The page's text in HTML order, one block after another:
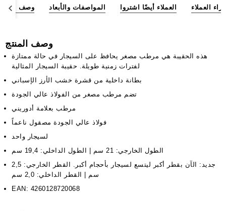
وصف المواصفات والأبعاد العملاء أيضًا اشتروا آراء العملاء
وصف المنتج
هذه الحقيبة هي مرطب مصغر يحافظ على السيجار في حالة ممتازة
لفترات زمنية طويلة. حقيبة السيجار المثالية
بطانة داخلية من قشرة خشب الأرز الإسباني
تضم مرطب مصغر من الفولاذ عالي الجودة
مرطب بعلامة أدوريني
فولاذ عالي الجودة مصقول ناعماً
لسيجار واحد
الطول الخارجي: 21 سم | الطول الداخلي: 19,4 سم
جديد: الآن بقطر أكبر ليتسع لسيجار بأحجام أكبر. القطر الخارجي: 2,5
سم | القطر الداخلي: 2,0 سم
EAN: 4260128720068